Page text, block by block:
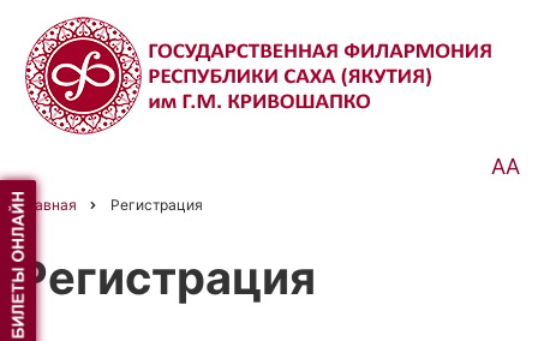
Перейти
основному
содержанию
АА
Строка
навигации
Главная Регистрация
Регистрация